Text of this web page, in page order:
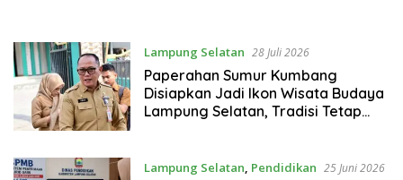
Lampung Selatan 28 Juli 2026
Paperahan Sumur Kumbang
Disiapkan Jadi Ikon Wisata Budaya
Lampung Selatan, Tradisi Tetap
Lampung Selatan, Pendidikan 25 Juni 2026